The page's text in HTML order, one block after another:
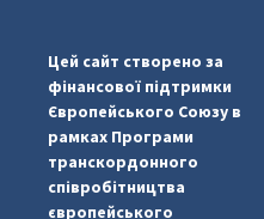
Цей сайт створено за
фінансової підтримки
Європейського Союзу в
рамках Програми
транскордонного
співробітництва
європейського